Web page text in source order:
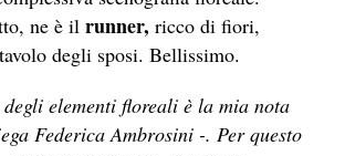
ne è il runner, ricco di fiori,
degli sposi. Bellissimo.
degli elementi floreali è la mia nota
Federica Ambrosini -. Per questo